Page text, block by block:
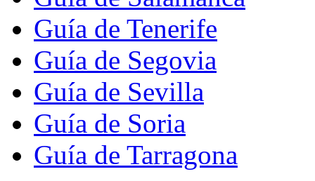
Guía de Tenerife
Guía de Segovia
Guía de Sevilla
Guía de Soria
Guía de Tarragona